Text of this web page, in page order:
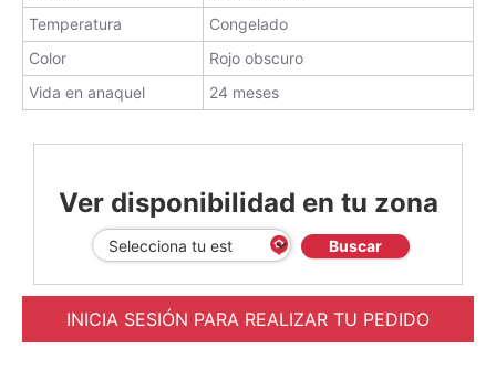
Temperatura
Congelado
Color
Rojo obscuro
Vida en anaquel
24 meses
Ver disponibilidad en tu zona
Buscar
INICIA SESIÓN PARA REALIZAR TU PEDIDO